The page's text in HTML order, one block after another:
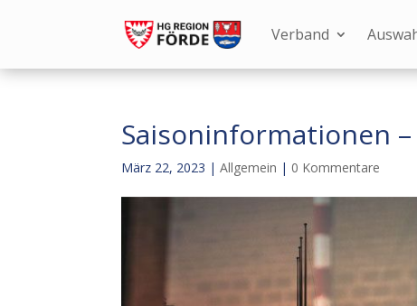
Verband
Saisoninformationen –
März 22, 2023 |Allgemein | 0 Kommentare